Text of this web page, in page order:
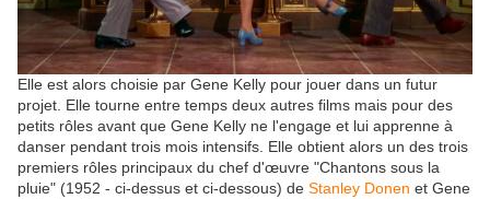
Elle est alors choisie par Gene Kelly pour jouer dans un futur
projet. Elle tourne entre temps deux autres films mais pour des
petits rôles avant que Gene Kelly ne l'engage et lui apprenne à
danser pendant trois mois intensifs. Elle obtient alors un des trois
premiers rôles principaux du chef d'œuvre "Chantons sous la
pluie" (1952 - ci-dessus et ci-dessous) de Stanley Donen et Gene